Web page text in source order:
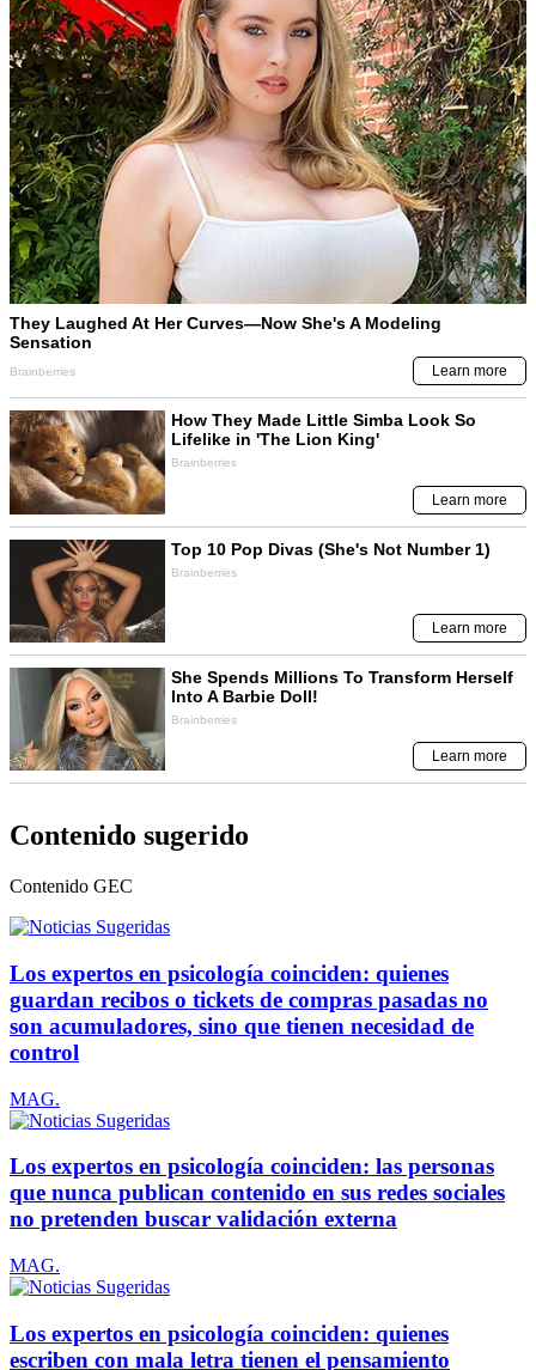
Contenido sugerido
Contenido GEC
Los expertos en psicología coinciden: quienes
guardan recibos o tickets de compras pasadas no
son acumuladores, sino que tienen necesidad de
control
MAG.
Los expertos en psicología coinciden: las personas
que nunca publican contenido en sus redes sociales
no pretenden buscar validación externa
MAG.
Los expertos en psicología coinciden: quienes
escriben con mala letra tienen el pensamiento